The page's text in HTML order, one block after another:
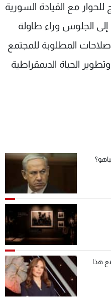
للحوار مع القيادة السورية
إلى الجلوس وراء طاولة
المطلوبة للمجتمع
الحياة الديمقراطية
هذا